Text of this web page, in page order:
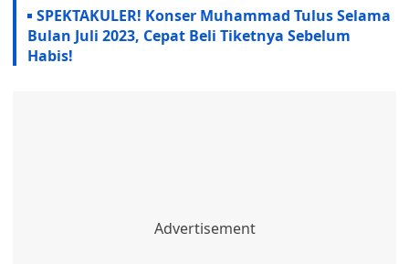
SPEKTAKULER! Konser Muhammad Tulus Selama
Bulan Juli 2023, Cepat Beli Tiketnya Sebelum
Habis!